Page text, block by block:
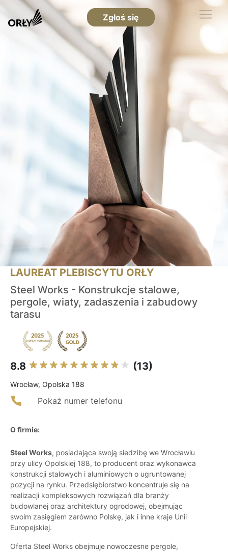
Zgłoś się
LAUREAT PLEBISCYTU ORŁY
Steel Works - Konstrukcje stalowe,
pergole, wiaty, zadaszenia i zabudowy
tarasu
8.8 (13)
Wrocław, Opolska 188
Pokaż numer telefonu
O firmie:
Steel Works, posiadająca swoją siedzibę we Wrocławiu
przy ulicy Opolskiej 188, to producent oraz wykonawca
konstrukcji stalowych i aluminiowych o ugruntowanej
pozycji na rynku. Przedsiębiorstwo koncentruje się na
realizacji kompleksowych rozwiązań dla branży
budowlanej oraz architektury ogrodowej, obejmując
swoim zasięgiem zarówno Polskę, jak i inne kraje Unii
Europejskiej.
Oferta Steel Works obejmuje nowoczesne pergole,